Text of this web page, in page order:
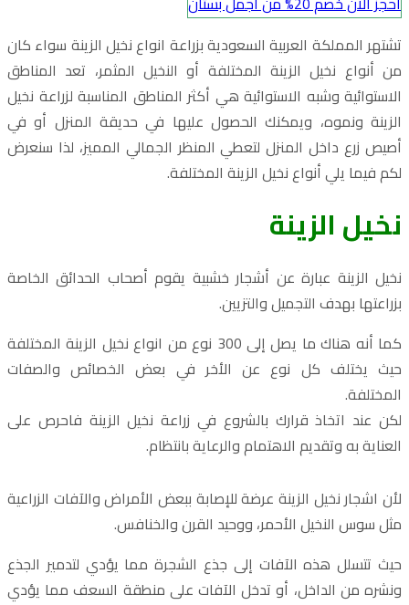
تشتهر المملكة العربية السعودية بزراعة انواع نخيل الزينة سواء كان
من أنواع نخيل الزينة المختلفة أو النخيل المثمر، تعد المناطق
الاستوائية وشبه الاستوائية هي أكثر المناطق المناسبة لزراعة نخيل
الزينة ونموه، ويمكنك الحصول عليها في حديقة المنزل أو في
أصيص زرع داخل المنزل لتعطي المنظر الجمالي المميز، لذا سنعرض
لكم فيما يلي أنواع نخيل الزينة المختلفة.
نخيل الزينة
نخيل الزينة عبارة عن أشجار خشبية يقوم أصحاب الحدائق الخاصة
بزراعتها بهدف التجميل والتزيين.
كما أنه هناك ما يصل إلى 300 نوع من انواع نخيل الزينة المختلفة
حيث يختلف كل نوع عن الأخر في بعض الخصائص والصفات
المختلفة.
لكن عند اتخاذ قرارك بالشروع في زراعة نخيل الزينة فاحرص على
العناية به وتقديم الاهتمام والرعاية بانتظام.
لأن اشجار نخيل الزينة عرضة للإصابة ببعض الأمراض والآفات الزراعية
مثل سوس النخيل الأحمر، ووحيد القرن والخنافس.
حيث تتسلل هذه الآفات إلى جذع الشجرة مما يؤدي لتدمير الجذع
ونشره من الداخل، أو تدخل الآفات على منطقة السعف مما يؤدي